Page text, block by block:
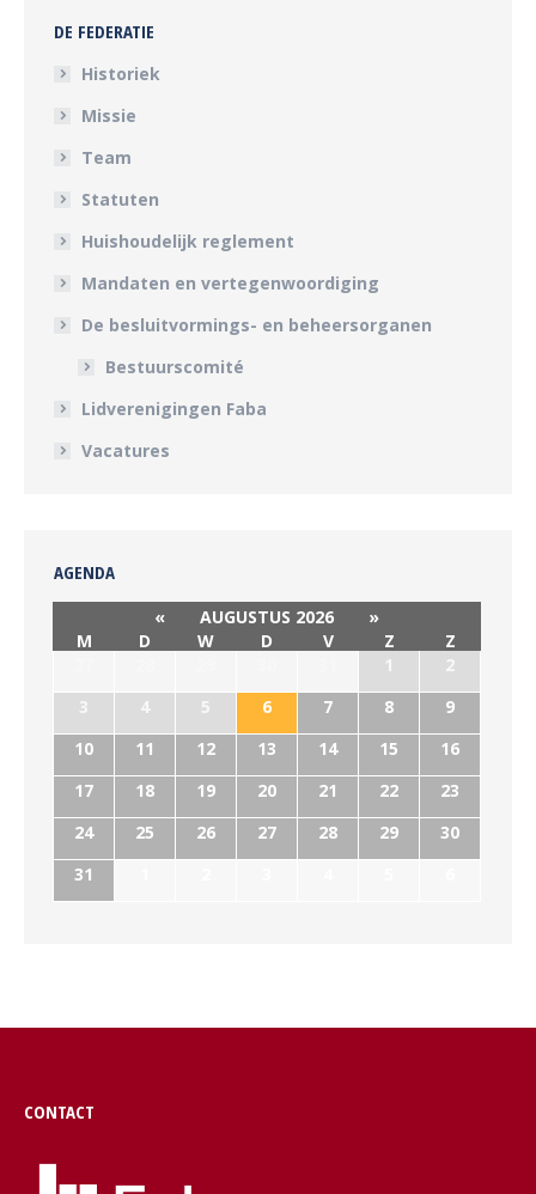
DE FEDERATIE
Historiek
Missie
Team
Statuten
Huishoudelijk reglement
Mandaten en vertegenwoordiging
De besluitvormings- en beheersorganen
Bestuurscomité
Lidverenigingen Faba
Vacatures
AGENDA
« AUGUSTUS 2026
»
M
D W D V Z
Z
1
2
3
4 5 6 7 8
9
10
11 12 13 14 15
16
17
18 19 20 21 22
23
24
25 26 27 28 29
30
31
CONTACT